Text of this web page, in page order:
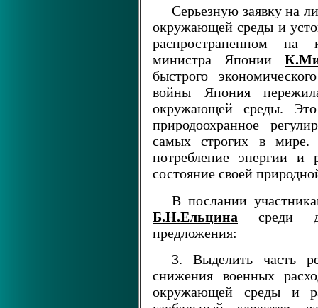
Серьезную заявку на
окружающей среды и
распространенном на
министра Японии
быстрого
войны Япония
окружающей среды. Это
природоохранное
самых строгих в мире.
потребление энергии и
состояние своей
В послании
Б.Н.Ельцина среди
предложения:
3. Выделить часть
снижения военных
окружающей среды и